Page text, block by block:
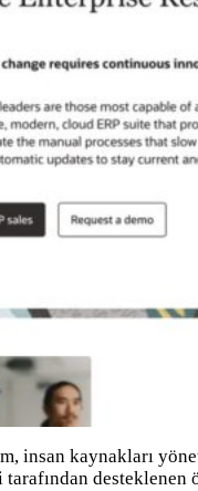
insan kaynakları
tarafından